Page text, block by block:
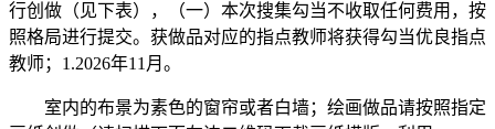
行创做（见下表），（一）本次搜集勾当不收取任何费用，按
照格局进行提交。获做品对应的指点教师将获得勾当优良指点
教师；1.2026年11月。
室内的布景为素色的窗帘或者白墙；绘画做品请按照指定